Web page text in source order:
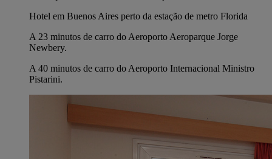
Hotel em Buenos Aires perto da estação de metro Florida
A 23 minutos de carro do Aeroporto Aeroparque Jorge
Newbery.
A 40 minutos de carro do Aeroporto Internacional Ministro
Pistarini.